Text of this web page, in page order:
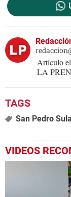
Artículo
LA
San Pedro Sula
VIDEOS